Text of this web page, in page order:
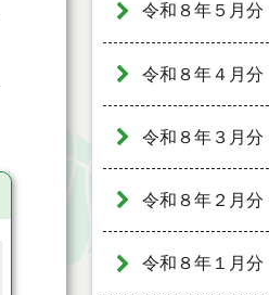
令和８年５月分
令和８年４月分
令和８年３月分
令和８年２月分
令和８年１月分